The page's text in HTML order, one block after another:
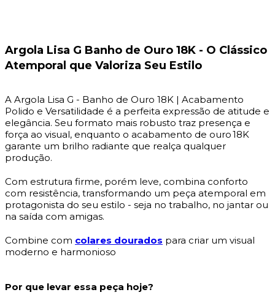
Argola Lisa G Banho de Ouro 18K - O Clássico
Atemporal que Valoriza Seu Estilo
A Argola Lisa G - Banho de Ouro 18K | Acabamento
Polido e Versatilidade é a perfeita expressão de atitude e
elegância. Seu formato mais robusto traz presença e
força ao visual, enquanto o acabamento de ouro 18K
garante um brilho radiante que realça qualquer
produção.
Com estrutura firme, porém leve, combina conforto
com resistência, transformando um peça atemporal em
protagonista do seu estilo - seja no trabalho, no jantar ou
na saída com amigas.
Combine com colares dourados para criar um visual
moderno e harmonioso
Por que levar essa peça hoje?